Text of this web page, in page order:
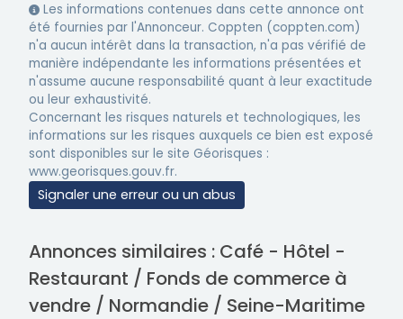
Les informations contenues dans cette annonce ont
été fournies par l'Annonceur. Coppten (coppten.com)
n'a aucun intérêt dans la transaction, n'a pas vérifié de
manière indépendante les informations présentées et
n'assume aucune responsabilité quant à leur exactitude
ou leur exhaustivité.
Concernant les risques naturels et technologiques, les
informations sur les risques auxquels ce bien est exposé
sont disponibles sur le site Géorisques :
www.georisques.gouv.fr.
Signaler une erreur ou un abus
Annonces similaires : Café - Hôtel -
Restaurant / Fonds de commerce à
vendre / Normandie / Seine-Maritime